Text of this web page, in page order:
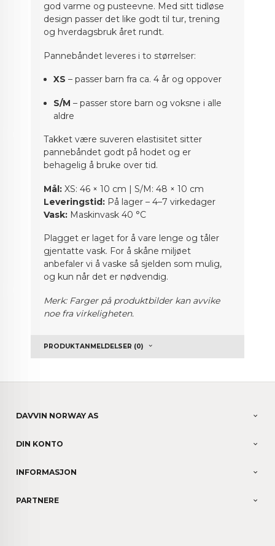
god varme og pusteevne. Med sitt tidløse
design passer det like godt til tur, trening
og hverdagsbruk året rundt.
Pannebåndet leveres i to størrelser:
XS – passer barn fra ca. 4 år og oppover
S/M – passer store barn og voksne i alle
aldre
Takket være suveren elastisitet sitter
pannebåndet godt på hodet og er
behagelig å bruke over tid.
Mål: XS: 46 × 10 cm | S/M: 48 × 10 cm
Leveringstid: På lager – 4–7 virkedager
Vask: Maskinvask 40 °C
Plagget er laget for å vare lenge og tåler
gjentatte vask. For å skåne miljøet
anbefaler vi å vaske så sjelden som mulig,
og kun når det er nødvendig.
Merk: Farger på produktbilder kan avvike
noe fra virkeligheten.
PRODUKTANMELDELSER (0)
DAVVIN NORWAY AS
DIN KONTO
INFORMASJON
PARTNERE